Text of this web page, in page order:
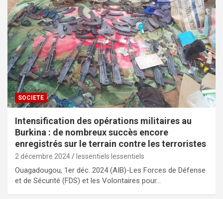
SOCIETE
Intensification des opérations militaires au
Burkina : de nombreux succès encore
enregistrés sur le terrain contre les terroristes
2 décembre 2024 lessentiels lessentiels
Ouagadougou, 1er déc. 2024 (AIB)-Les Forces de Défense
et de Sécurité (FDS) et les Volontaires pour…